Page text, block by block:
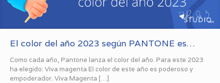
El color del año 2023 según PANTONE es…
Como cada año, Pantone lanza el color del año. Para este 2023
ha elegido: Viva magenta El color de este año es poderoso y
empoderador. Viva Magenta […]